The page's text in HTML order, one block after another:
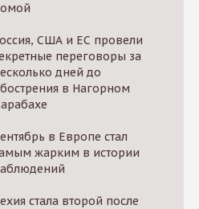
США и ЕС провели
переговоры за
дней до
в Нагорном
в Европе стал
жарким в истории
стала второй после